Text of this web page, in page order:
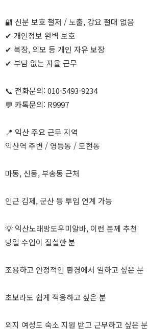
🔐 신분 보호 철저 / 노출, 강요 절대 없음
✔ 개인정보 완벽 보호
✔ 복장, 외모 등 개인 자유 보장
✔ 부담 없는 자율 근무
📞 전화문의: 010-5493-9234
💬 카톡문의: R9997
📍 익산 주요 근무 지역
익산역 주변 / 영등동 / 모현동
마동, 신동, 부송동 근처
인근 김제, 군산 등 투입 연계 가능
💡 익산노래방도우미알바, 이런 분께 추천
당일 수입이 절실한 분
조용하고 안정적인 환경에서 일하고 싶은 분
초보라도 쉽게 적응하고 싶은 분
외지 여성도 숙소 지원 받고 근무하고 싶은 분